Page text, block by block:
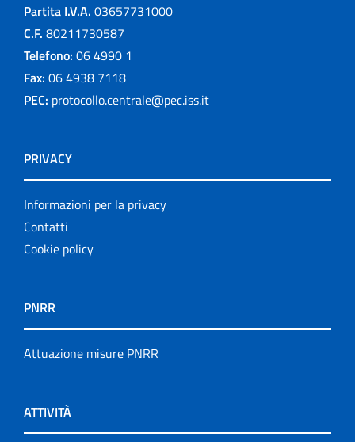
Partita I.V.A. 03657731000
C.F. 80211730587
Telefono: 06 4990 1
Fax: 06 4938 7118
PEC: protocollo.centrale@pec.iss.it
PRIVACY
Informazioni per la privacy
Contatti
Cookie policy
PNRR
Attuazione misure PNRR
ATTIVITÀ